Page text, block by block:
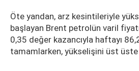
Öte yandan, arz kesintileriyle
başlayan Brent petrolün varil
0,35 değer kazancıyla haftayı
tamamlarken, yükselişini üst üste